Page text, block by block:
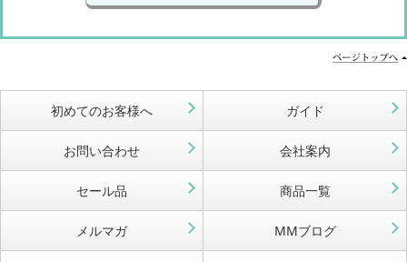
初めてのお客様へ ガイド
お問い合わせ 会社案内
セール品 商品一覧
メルマガ MMブログ